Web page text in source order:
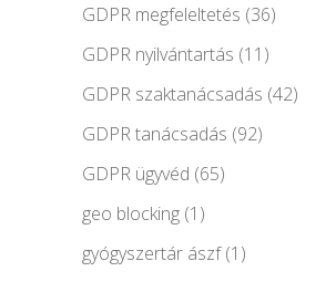
GDPR megfeleltetés (36)
GDPR nyilvántartás (11)
GDPR szaktanácsadás (42)
GDPR tanácsadás (92)
GDPR ügyvéd (65)
geo blocking (1)
gyógyszertár ászf(1)